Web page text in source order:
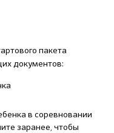
пакета
документов:
в соревновании
заранее, чтобы